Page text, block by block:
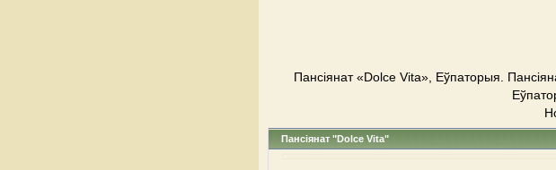
Пансіянат «Dolce Vita», Еўпаторыя.
Пансіянат "Dolce Vita"